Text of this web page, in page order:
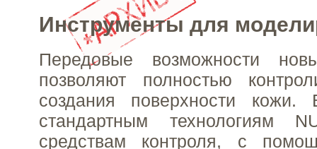
Инструменты для
Передовые возможности
позволяют полностью
создания поверхности
стандартным технологиям
средствам контроля, с